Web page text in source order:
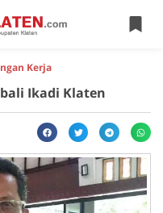
Kerja
Ikadi Klaten